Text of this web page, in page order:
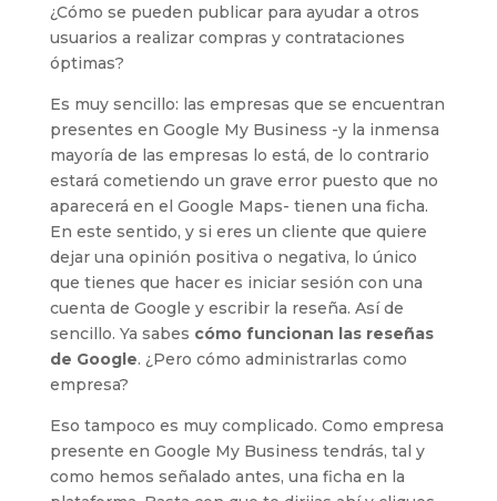
¿Cómo se pueden publicar para ayudar a otros
usuarios a realizar compras y contrataciones
óptimas?
Es muy sencillo: las empresas que se encuentran
presentes en Google My Business -y la inmensa
mayoría de las empresas lo está, de lo contrario
estará cometiendo un grave error puesto que no
aparecerá en el Google Maps- tienen una ficha.
En este sentido, y si eres un cliente que quiere
dejar una opinión positiva o negativa, lo único
que tienes que hacer es iniciar sesión con una
cuenta de Google y escribir la reseña. Así de
sencillo. Ya sabes cómo funcionan las reseñas
de Google. ¿Pero cómo administrarlas como
empresa?
Eso tampoco es muy complicado. Como empresa
presente en Google My Business tendrás, tal y
como hemos señalado antes, una ficha en la